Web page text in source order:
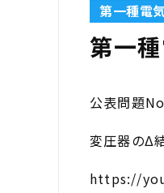
第一種電
第一
公表問題
変圧器のΔ
https://